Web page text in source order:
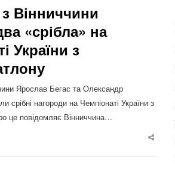
Вінниччини
«срібла» на
України з
Ярослав Бегас та Олександр
срібні нагороди на Чемпіонаті України з
це повідомляє Вінниччина…
Share